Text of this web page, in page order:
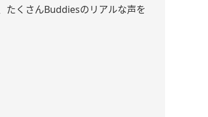
たくさんBuddiesのリアルな声を